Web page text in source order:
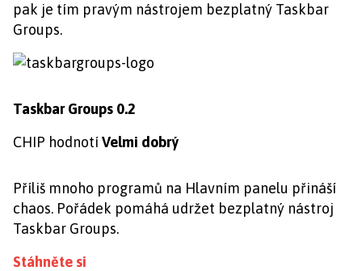
pak je tím pravým nástrojem bezplatný Taskbar
Groups.
Taskbar Groups 0.2
CHIP hodnotíVelmi dobrý
Příliš mnoho programů na Hlavním panelu přináší
chaos. Pořádek pomáhá udržet bezplatný nástroj
Taskbar Groups.
Stáhněte si